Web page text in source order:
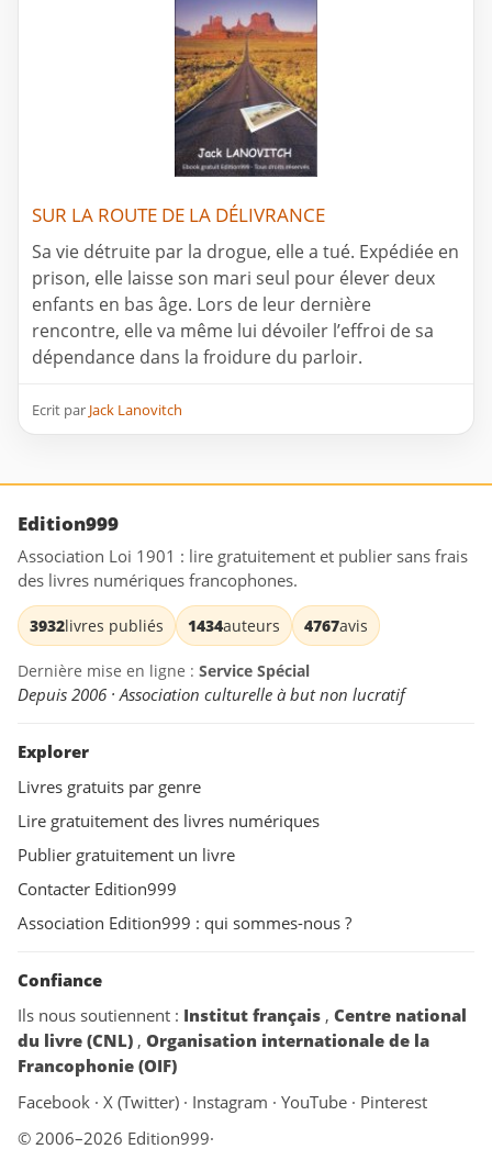
SUR LA ROUTE DE LA DÉLIVRANCE
Sa vie détruite par la drogue, elle a tué. Expédiée en
prison, elle laisse son mari seul pour élever deux
enfants en bas âge. Lors de leur dernière
rencontre, elle va même lui dévoiler l’effroi de sa
dépendance dans la froidure du parloir.
Ecrit par Jack Lanovitch
Edition999
Association Loi 1901 : lire gratuitement et publier sans frais
des livres numériques francophones.
3932livres publiés 1434auteurs 4767avis
Dernière mise en ligne : Service Spécial
Depuis 2006 · Association culturelle à but non lucratif
Explorer
Livres gratuits par genre
Lire gratuitement des livres numériques
Publier gratuitement un livre
Contacter Edition999
Association Edition999 : qui sommes-nous ?
Confiance
Ils nous soutiennent : Institut français , Centre national
du livre (CNL) , Organisation internationale de la
Francophonie (OIF)
Facebook · X (Twitter) · Instagram · YouTube · Pinterest
© 2006–2026 Edition999·